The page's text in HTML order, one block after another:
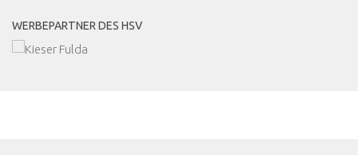
WERBEPARTNER DES HSV